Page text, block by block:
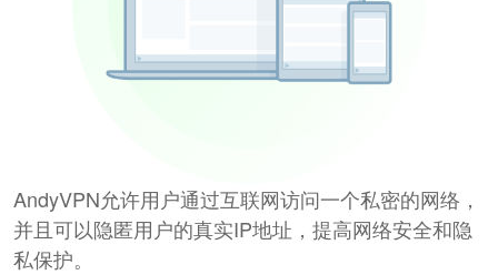
AndyVPN允许用户通过互联网访问一个私密的网络，
并且可以隐匿用户的真实IP地址，提高网络安全和隐
私保护。